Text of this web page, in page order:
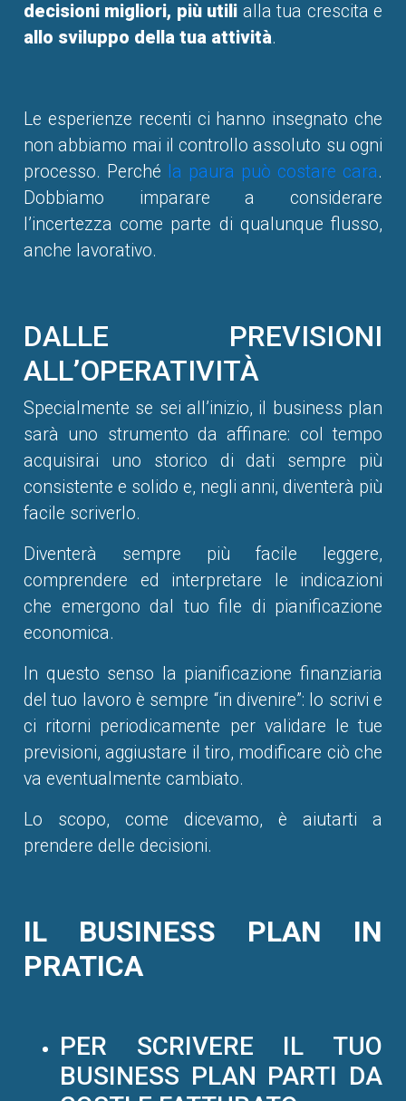
decisioni migliori, più utili alla tua crescita e
allo sviluppo della tua attività.
Le esperienze recenti ci hanno insegnato che
non abbiamo mai il controllo assoluto su ogni
processo. Perché
la paura può costare cara.
Dobbiamo imparare a considerare
l’incertezza come parte di qualunque flusso,
anche lavorativo.
DALLE PREVISIONI
ALL’OPERATIVITÀ
Specialmente se sei all’inizio, il business plan
sarà uno strumento da affinare: col tempo
acquisirai uno storico di dati sempre più
consistente e solido e, negli anni, diventerà più
facile scriverlo.
Diventerà sempre più facile leggere,
comprendere ed interpretare le indicazioni
che emergono dal tuo file di pianificazione
economica.
In questo senso la pianificazione finanziaria
del tuo lavoro è sempre “in divenire”: lo scrivi e
ci ritorni periodicamente per validare le tue
previsioni, aggiustare il tiro, modificare ciò che
va eventualmente cambiato.
Lo scopo, come dicevamo, è aiutarti a
prendere delle decisioni.
IL BUSINESS PLAN IN
PRATICA
PER SCRIVERE IL TUO
BUSINESS PLAN PARTI DA